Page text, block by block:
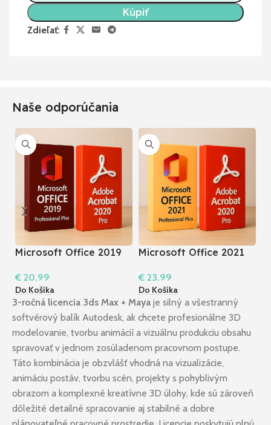
Kúpiť
Zdieľať:
Naše odporúčania
Microsoft Office 2019
Acrobat 2020 Pro I
Windows
€ 20.99
Do Košíka
Microsoft Office 2021
Acrobat 2020 Pro I
Windows
€ 23.99
Do Košíka
3-ročná licencia 3ds Max + Maya je silný a všestranný
softvérový balík Autodesk, ak chcete profesionálne 3D
modelovanie, tvorbu animácií a vizuálnu produkciu obsahu
spravovať v jednom zosúladenom pracovnom postupe.
Táto kombinácia je obzvlášť vhodná na vizualizácie,
animáciu postáv, tvorbu scén, projekty s pohyblivým
obrazom a komplexné kreatívne 3D úlohy, kde sú zároveň
dôležité detailné spracovanie aj stabilné a dobre